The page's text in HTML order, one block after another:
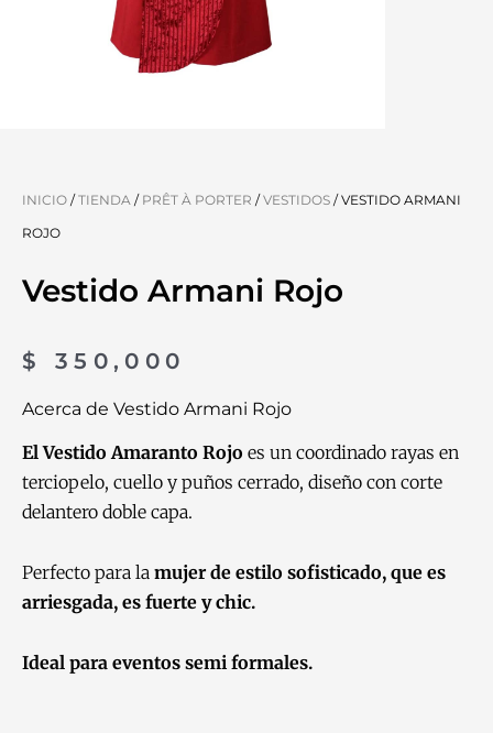
INICIO /TIENDA / PRÊT À PORTER /VESTIDOS / VESTIDO ARMANI
ROJO
Vestido Armani Rojo
$ 350,000
Acerca de Vestido Armani Rojo
El Vestido Amaranto Rojo es un coordinado rayas en
terciopelo, cuello y puños cerrado, diseño con corte
delantero doble capa.
Perfecto para la mujer de estilo sofisticado, que es
arriesgada, es fuerte y chic.
Ideal para eventos semi formales.